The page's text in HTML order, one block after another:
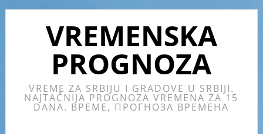
Skip
Skip
Skip
Skip
VREMENSKA
PROGNOZA
VREME ZA SRBIJU I GRADOVE U SRBIJI.
NAJTAČNIJA PROGNOZA VREMENA ZA 15
DANA. ВРЕМЕ, ПРОГНОЗА ВРЕМЕНА